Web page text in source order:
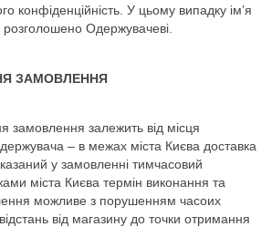
конфіденційність. У цьому випадку ім’я
Одержувачеві.
ЗАМОВЛЕННЯ
замовлення залежить від місця
– в межах міста Києва доставка
у замовленні тимчасовий
міста Києва термін виконання та
можливе з порушенням часоих
від магазину до точки отримання